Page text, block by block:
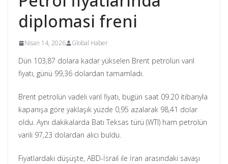
diplomasi freni
Nisan 14, 2026 Global Haber
Dün 103,87 dolara kadar yükselen Brent petrolün varil
fiyatı, günü 99,36 dolardan tamamladı.
Brent petrolün vadeli varil fiyatı, bugün saat 09.20 itibarıyla
kapanışa göre yaklaşık yüzde 0,95 azalarak 98,41 dolar
oldu. Aynı dakikalarda Batı Teksas türü (WTI) ham petrolün
varili 97,23 dolardan alıcı buldu.
Fiyatlardaki düşüşte, ABD-İsrail ile İran arasındaki savaşı